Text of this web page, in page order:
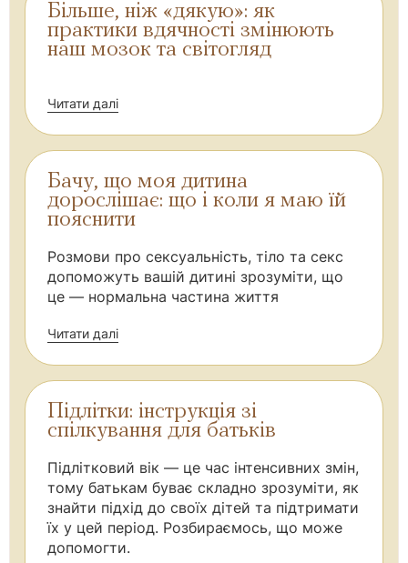
Більше, ніж «дякую»: як
практики вдячності змінюють
наш мозок та світогляд
Читати далі
Бачу, що моя дитина
дорослішає: що і коли я маю їй
пояснити
Розмови про сексуальність, тіло та секс
допоможуть вашій дитині зрозуміти, що
це — нормальна частина життя
Читати далі
Підлітки: інструкція зі
спілкування для батьків
Підлітковий вік — це час інтенсивних змін,
тому батькам буває складно зрозуміти, як
знайти підхід до своїх дітей та підтримати
їх у цей період. Розбираємось, що може
допомогти.